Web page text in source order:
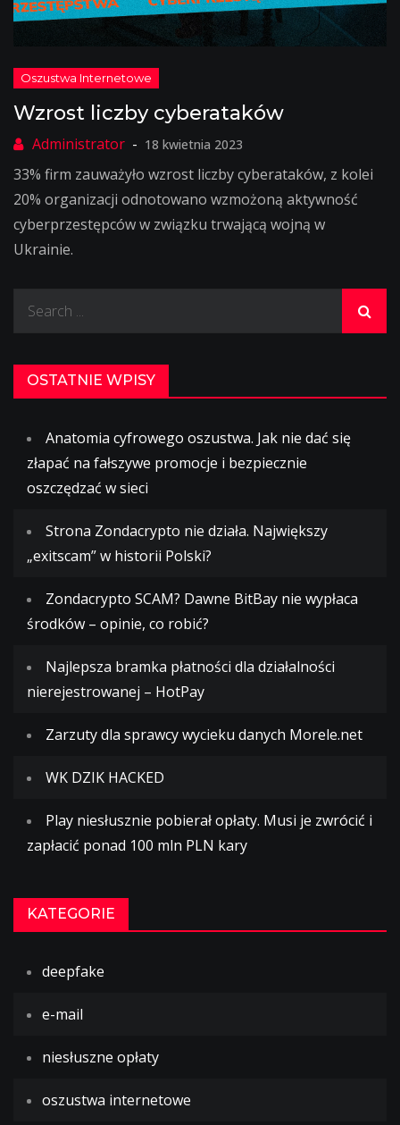
Wzrost liczby cyberataków
18 kwietnia 2023
33% firm zauważyło wzrost liczby cyberataków, z kolei
20% organizacji odnotowano wzmożoną aktywność
cyberprzestępców w związku trwającą wojną w
Ukrainie.
OSTATNIE WPISY
Anatomia cyfrowego oszustwa. Jak nie dać się
złapać na fałszywe promocje i bezpiecznie
oszczędzać w sieci
Strona Zondacrypto nie działa. Największy
„exitscam” w historii Polski?
Zondacrypto SCAM? Dawne BitBay nie wypłaca
środków – opinie, co robić?
Najlepsza bramka płatności dla działalności
nierejestrowanej – HotPay
Zarzuty dla sprawcy wycieku danych Morele.net
WK DZIK HACKED
Play niesłusznie pobierał opłaty. Musi je zwrócić i
zapłacić ponad 100 mln PLN kary
KATEGORIE
deepfake
e-mail
niesłuszne opłaty
oszustwa internetowe